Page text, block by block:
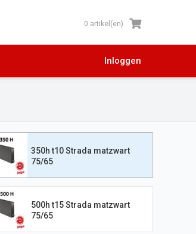
0 artikel(en)
Inloggen
350h t10 Strada matzwart
75/65
500h t15 Strada matzwart
75/65